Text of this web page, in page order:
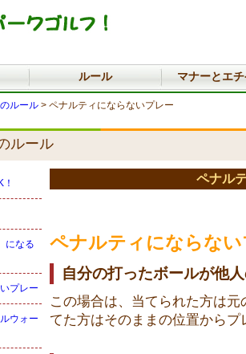
ルール マナーとエ
ルール> ペナルティにならないプレー
ルール
になる
プレー
ウォー
ペナル
ペナルティにならない
自分の打ったボールが他
この場合は、当てられた方は
てた方はそのままの位置からプ